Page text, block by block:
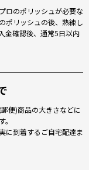
ロのポリッシュが必要な
ポリッシュの後、熟練し
金確認後、通常5日以内
便)商品の大きさなどに
に到着するご自宅配達ま